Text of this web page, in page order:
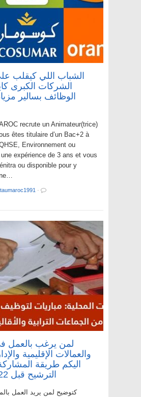
الشباب اللي كيقلب
الشركات الكبرى
الوظائف بسالير
recrute un Animateur(trice)
êtes titulaire d’un Bac+2 à
Environnement ou
expérience de 3 ans et vous
ou disponible pour y
·
لمن يرغب بالعمل
والعمالات الإقليمية
اليكم طريقة
الترشيح قبل 22 غشت 2026
كتوضيح لمن يريد العمل